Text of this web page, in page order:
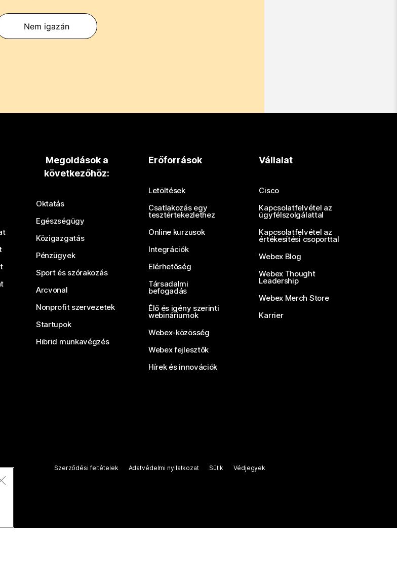
Nem igazán
Megoldások a
következőhöz:
Oktatás
Egészségügy
Közigazgatás
Pénzügyek
Sport és szórakozás
Arcvonal
Nonprofit szervezetek
Startupok
Hibrid munkavégzés
Erőforrások
Letöltések
Csatlakozás egy
tesztértekezlethez
Online kurzusok
Integrációk
Elérhetőség
Társadalmi
befogadás
Élő és igény szerinti
webináriumok
Webex-közösség
Webex fejlesztők
Hírek és innovációk
Vállalat
Cisco
Kapcsolatfelvétel az
ügyfélszolgálattal
Kapcsolatfelvétel az
értékesítési csoporttal
Webex Blog
Webex Thought
Leadership
Webex Merch Store
Karrier
Szerződési feltételek Adatvédelmi nyilatkozat Sütik Védjegyek